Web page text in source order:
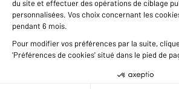
Achat maison autour de ALBERT